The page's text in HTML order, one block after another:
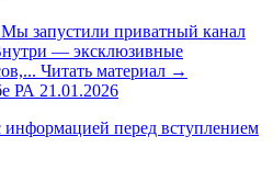
Мы запустили приватный канал
— эксклюзивные
Читать материал →
РА 21.01.2026
информацией перед вступлением